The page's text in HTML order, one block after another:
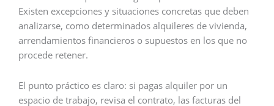
Existen excepciones y situaciones concretas que deben
analizarse, como determinados alquileres de vivienda,
arrendamientos financieros o supuestos en los que no
procede retener.
El punto práctico es claro: si pagas alquiler por un
espacio de trabajo, revisa el contrato, las facturas del